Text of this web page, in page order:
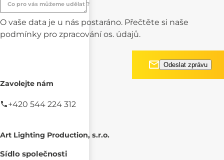
Co pro vás můžeme udělat ?
O vaše data je u nás postaráno. Přečtěte si naše
podmínky pro zpracování os. údajů.
Zavolejte nám
+420 544 224 312
Art Lighting Production, s.r.o.
Sídlo společnosti